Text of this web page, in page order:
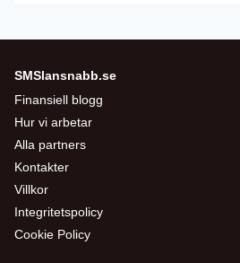
SMSlansnabb.se
Finansiell blogg
Hur vi arbetar
Alla partners
Kontakter
Villkor
Integritetspolicy
Cookie Policy